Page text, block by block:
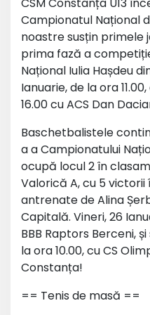
Campionatul Național
noastre susțin primele
prima fază a
Național Iulia Hașdeu
Ianuarie, de la ora
16.00 cu ACS Dan
Baschetbalistele
a a Campionatului
ocupă locul 2 în
Valorică A, cu 5
antrenate de Alina
Capitală. Vineri, 26
BBB Raptors Berceni,
la ora 10.00, cu CS
Constanța!
== Tenis de masă ==